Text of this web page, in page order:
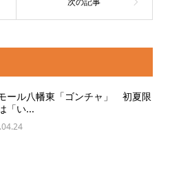
ール八幡東「ゴンチャ」 初夏限
「い...